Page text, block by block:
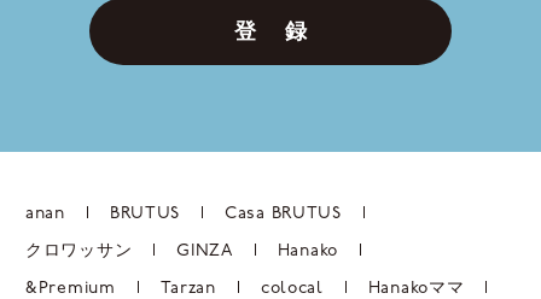
登 録
anan BRUTUS Casa BRUTUS
クロワッサン GINZA Hanako
&Premium Tarzan colocal Hanakoママ